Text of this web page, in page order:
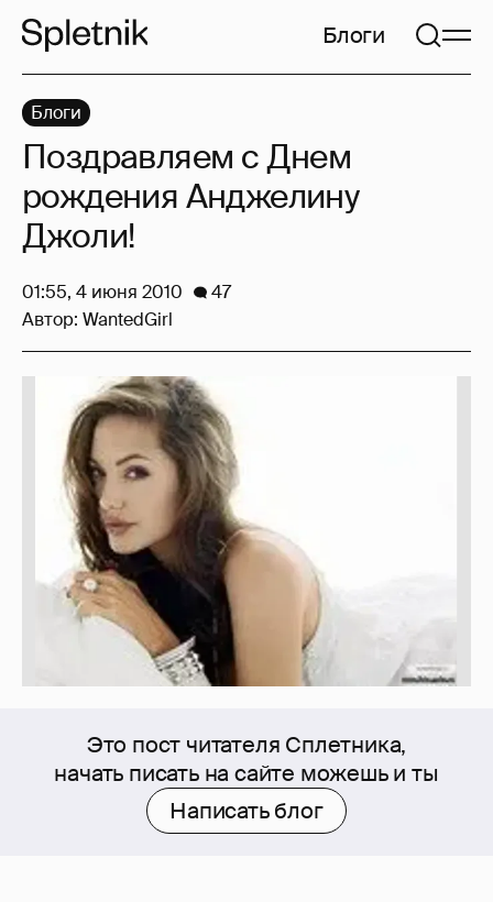
Блоги
Это пост читателя Сплетника,
начать писать на сайте можешь и ты
Написать блог
Блоги
Поздравляем с Днем
рождения Анджелину
Джоли!
01:55, 4 июня 2010
47
Автор: WantedGirl